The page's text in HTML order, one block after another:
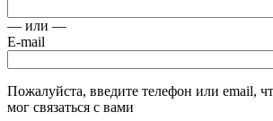
— или —
E-mail
Пожалуйста, введите телефон или email,
мог связаться с вами